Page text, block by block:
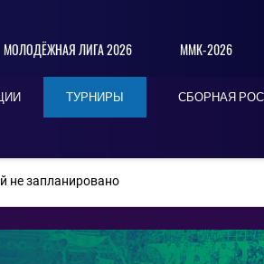
МОЛОДЁЖНАЯ ЛИГА 2026 ММК-2026
ТУРНИРЫ СБОРНАЯ
не запланировано